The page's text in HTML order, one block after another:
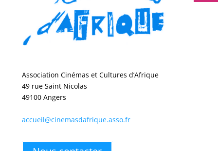
Association Cinémas et Cultures d’Afrique
49 rue Saint Nicolas
49100 Angers
accueil@cinemasdafrique.asso.fr